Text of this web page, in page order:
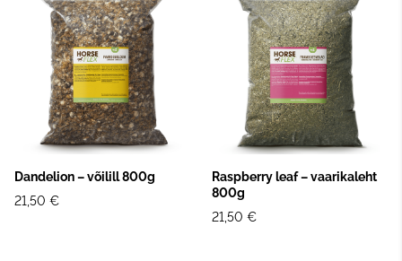
Dandelion – võilill 800g
21,50 €
Raspberry leaf – vaarikaleht
800g
21,50 €